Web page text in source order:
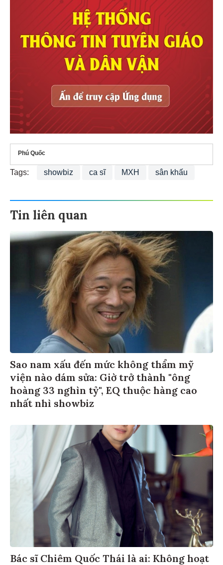
Phú Quốc
Tags: showbiz ca sĩ MXH sân khấu
Tin liên quan
Sao nam xấu đến mức không thẩm mỹ
viện nào dám sửa: Giờ trở thành "ông
hoàng 33 nghìn tỷ", EQ thuộc hàng cao
nhất nhì showbiz
Bác sĩ Chiêm Quốc Thái là ai: Không hoạt